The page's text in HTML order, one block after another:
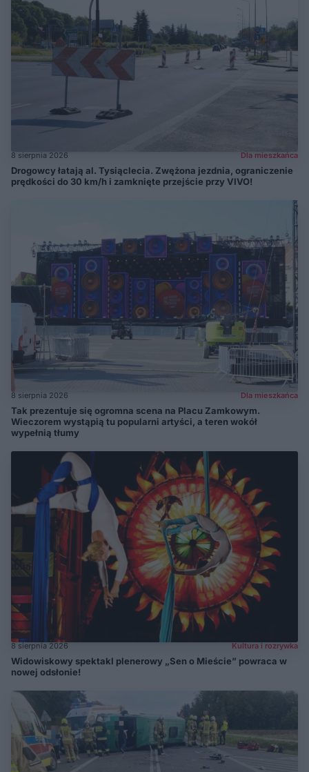
8 sierpnia 2026 Dla mieszkańca
Drogowcy łatają al. Tysiąclecia. Zwężona jezdnia, ograniczenie
prędkości do 30 km/h i zamknięte przejście przy VIVO!
8 sierpnia 2026 Dla mieszkańca
Tak prezentuje się ogromna scena na Placu Zamkowym.
Wieczorem wystąpią tu popularni artyści, a teren wokół
wypełnią tłumy
8 sierpnia 2026 Kultura i rozrywka
Widowiskowy spektakl plenerowy „Sen o Mieście” powraca w
nowej odsłonie!